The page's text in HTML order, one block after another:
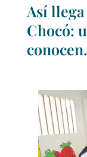
Así
Chocó:
conocen.